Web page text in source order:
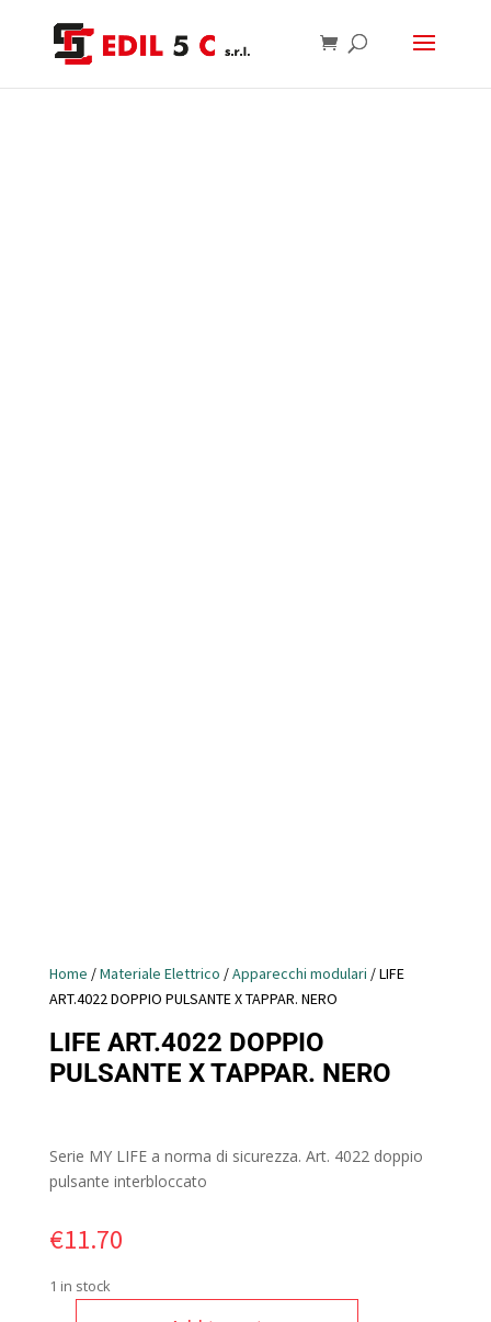
Home /Materiale Elettrico /Apparecchi modulari / LIFE
ART.4022 DOPPIO PULSANTE X TAPPAR. NERO
LIFE ART.4022 DOPPIO
PULSANTE X TAPPAR. NERO
Serie MY LIFE a norma di sicurezza. Art. 4022 doppio
pulsante interbloccato
€11.70
1 in stock